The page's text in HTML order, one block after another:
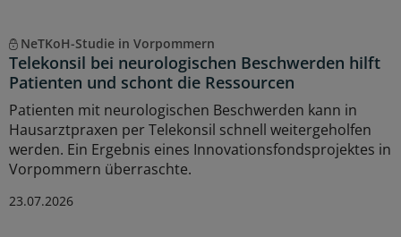
NeTKoH-Studie in Vorpommern
Telekonsil bei neurologischen Beschwerden hilft
Patienten und schont die Ressourcen
Patienten mit neurologischen Beschwerden kann in
Hausarztpraxen per Telekonsil schnell weitergeholfen
werden. Ein Ergebnis eines Innovationsfondsprojektes in
Vorpommern überraschte.
23.07.2026